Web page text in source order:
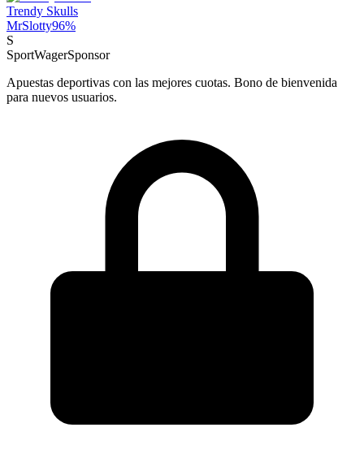
Trendy Skulls
MrSlotty96%
S
SportWagerSponsor
Apuestas deportivas con las mejores cuotas. Bono de bienvenida
para nuevos usuarios.